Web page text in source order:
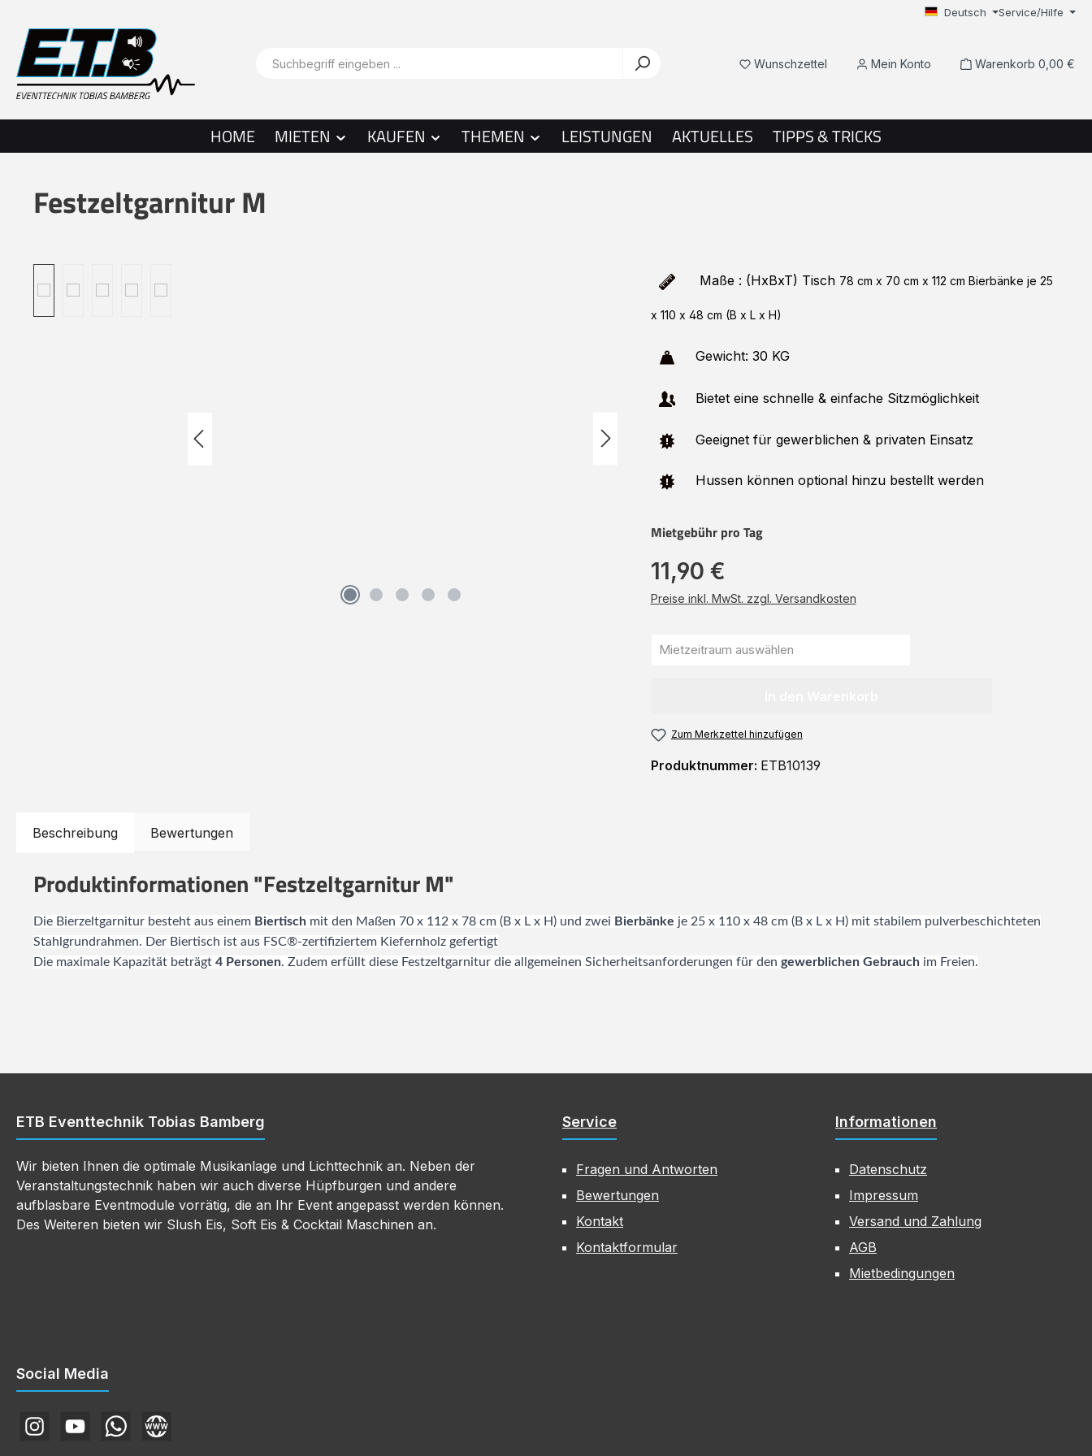
Deutsch Service/Hilfe
Wunschzettel Du hast 0 Produkte auf dem Merkzettel
Mein Konto Warenkorb 0,00 €
HOME MIETEN KAUFEN THEMEN LEISTUNGEN AKTUELLES TIPPS & TRICKS
Festzeltgarnitur M
Maße : (HxBxT) Tisch 78 cm x 70 cm x 112 cm Bierbänke je 25
x 110 x 48 cm (B x L x H)
Gewicht: 30 KG
Bietet eine schnelle & einfache Sitzmöglichkeit
Geeignet für gewerblichen & privaten Einsatz
Hussen können optional hinzu bestellt werden
Mietgebühr pro Tag
11,90 €
Preise inkl. MwSt. zzgl. Versandkosten
Zum Merkzettel hinzufügen
Produktnummer: ETB10139
Beschreibung Bewertungen
Produktinformationen "Festzeltgarnitur M"
Die Bierzeltgarnitur besteht aus einem Biertisch mit den Maßen 70 x 112 x 78 cm (B x L x H) und zwei Bierbänke je 25 x 110 x 48 cm (B x L x H) mit stabilem pulverbeschichteten
Stahlgrundrahmen. Der Biertisch ist aus FSC®-zertifiziertem Kiefernholz gefertigt
Die maximale Kapazität beträgt 4 Personen. Zudem erfüllt diese Festzeltgarnitur die allgemeinen Sicherheitsanforderungen für den gewerblichen Gebrauch im Freien.
ETB Eventtechnik Tobias Bamberg
Wir bieten Ihnen die optimale Musikanlage und Lichttechnik an. Neben der
Veranstaltungstechnik haben wir auch diverse Hüpfburgen und andere
aufblasbare Eventmodule vorrätig, die an Ihr Event angepasst werden können.
Des Weiteren bieten wir Slush Eis, Soft Eis & Cocktail Maschinen an.
Service
Fragen und Antworten
Bewertungen
Kontakt
Kontaktformular
Informationen
Datenschutz
Impressum
Versand und Zahlung
AGB
Mietbedingungen
Social Media
InstagramYouTubeWhatsApp
E-Mail